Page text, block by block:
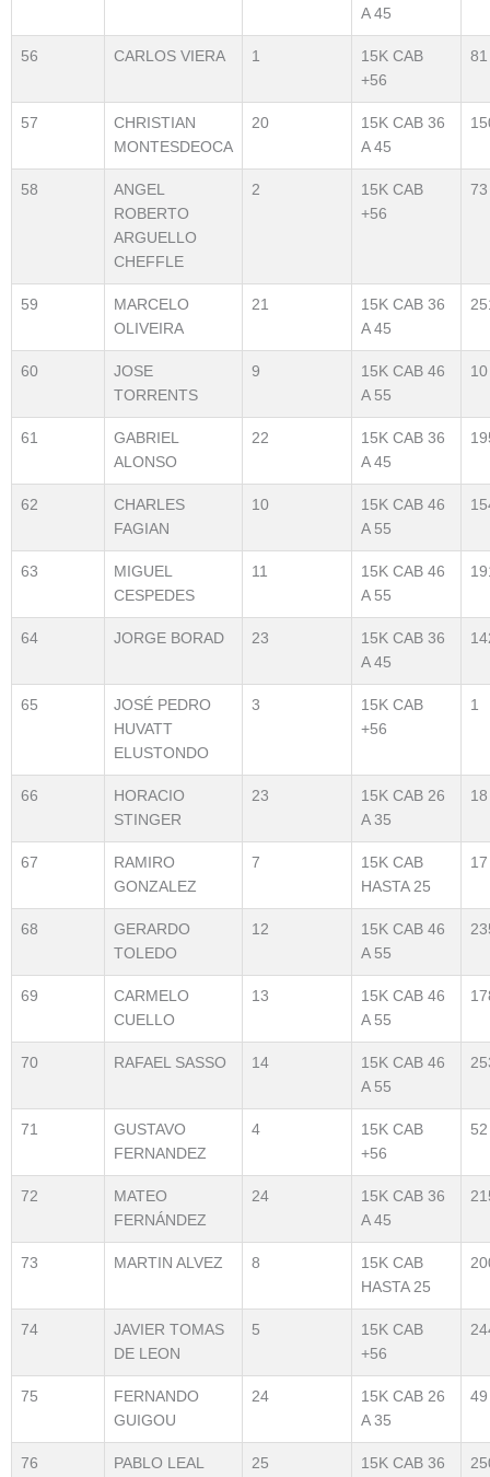
A 45
56 CARLOS VIERA 1
15K CAB
+56
81
57
CHRISTIAN
MONTESDEOCA
20
15K CAB 36
A 45
58
ANGEL
ROBERTO
ARGUELLO
CHEFFLE
2
15K CAB
+56
73
59
MARCELO
OLIVEIRA
21
15K CAB 36
A 45
60
JOSE
TORRENTS
9
15K CAB 46
A 55
10
61
GABRIEL
ALONSO
22
15K CAB 36
A 45
62
CHARLES
FAGIAN
10
15K CAB 46
A 55
63
MIGUEL
CESPEDES
11
15K CAB 46
A 55
64 JORGE BORAD 23
15K CAB 36
A 45
65
JOSÉ PEDRO
HUVATT
ELUSTONDO
3
15K CAB
+56
1
66
HORACIO
STINGER
23
15K CAB 26
A 35
18
67
RAMIRO
GONZALEZ
7
15K CAB
HASTA 25
17
68
GERARDO
TOLEDO
12
15K CAB 46
A 55
69
CARMELO
CUELLO
13
15K CAB 46
A 55
70 RAFAEL SASSO 14
15K CAB 46
A 55
71
GUSTAVO
FERNANDEZ
4
15K CAB
+56
52
72
MATEO
FERNÁNDEZ
24
15K CAB 36
A 45
73 MARTIN ALVEZ 8
15K CAB
HASTA 25
74
JAVIER TOMAS
DE LEON
5
15K CAB
+56
75
FERNANDO
GUIGOU
24
15K CAB 26
A 35
49
76 PABLO LEAL 25
15K CAB 36